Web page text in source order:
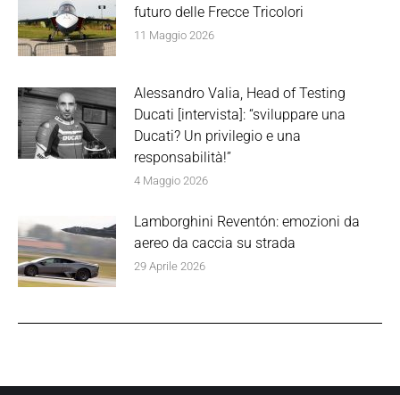
futuro delle Frecce Tricolori
11 Maggio 2026
Alessandro Valia, Head of Testing
Ducati [intervista]: “sviluppare una
Ducati? Un privilegio e una
responsabilità!”
4 Maggio 2026
Lamborghini Reventón: emozioni da
aereo da caccia su strada
29 Aprile 2026